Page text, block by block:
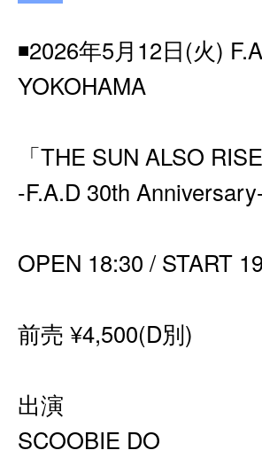
◾️2026年5月12日(火)
YOKOHAMA
「THE SUN ALSO
-F.A.D 30th Anniversary-
OPEN 18:30 / START
前売 ¥4,500(D別)
出演
SCOOBIE DO